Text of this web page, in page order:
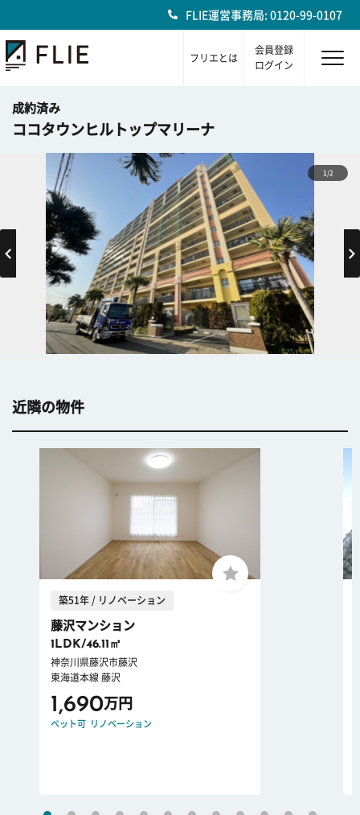
FLIE運営事務局: 0120-99-0107
フリエとは
会員登録
ログイン
成約済み
ココタウンヒルトップマリーナ
1/2
近隣の物件
築51年 / リノベーション
藤沢マンション
1LDK/46.11㎡
神奈川県藤沢市藤沢
東海道本線 藤沢
1,690万円
ペット可 リノベーション